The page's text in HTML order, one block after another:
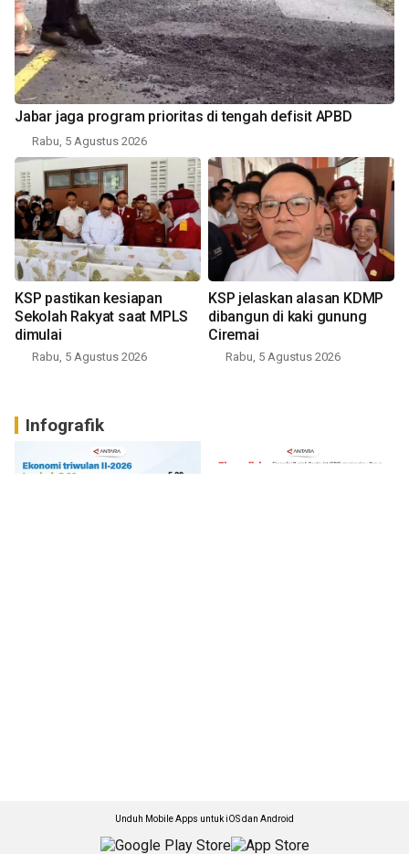
Jabar jaga program prioritas di tengah defisit APBD
Rabu, 5 Agustus 2026
KSP pastikan kesiapan
Sekolah Rakyat saat MPLS
dimulai
Rabu, 5 Agustus 2026
KSP jelaskan alasan KDMP
dibangun di kaki gunung
Ciremai
Rabu, 5 Agustus 2026
Infografik
Unduh Mobile Apps untuk iOS dan Android